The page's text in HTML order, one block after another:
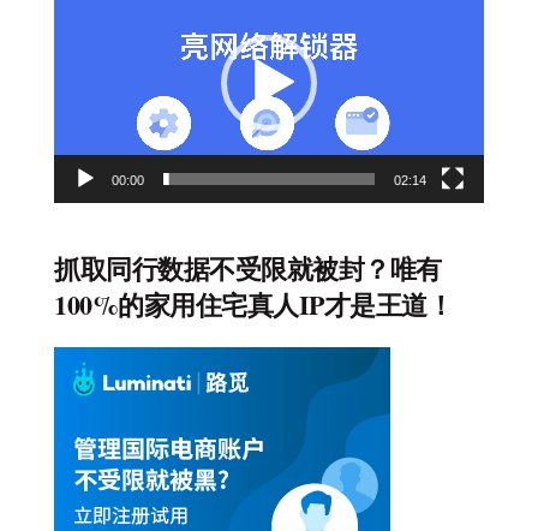
00:00 02:14
抓取同行数据不受限就被封？唯有
100%的家用住宅真人IP才是王道！